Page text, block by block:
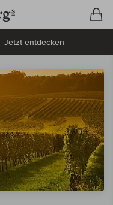
Jetzt entdecken